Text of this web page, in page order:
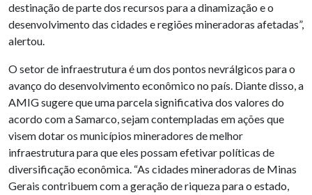
destinação de parte dos recursos para a dinamização e o
desenvolvimento das cidades e regiões mineradoras afetadas”,
alertou.
O setor de infraestrutura é um dos pontos nevrálgicos para o
avanço do desenvolvimento econômico no país. Diante disso, a
AMIG sugere que uma parcela significativa dos valores do
acordo com a Samarco, sejam contempladas em ações que
visem dotar os municípios mineradores de melhor
infraestrutura para que eles possam efetivar políticas de
diversificação econômica. “As cidades mineradoras de Minas
Gerais contribuem com a geração de riqueza para o estado,